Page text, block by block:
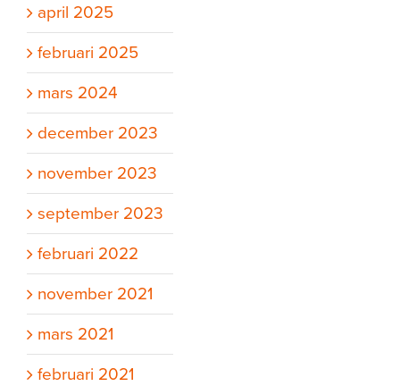
april 2025
februari 2025
mars 2024
december 2023
november 2023
september 2023
februari 2022
november 2021
mars 2021
februari 2021